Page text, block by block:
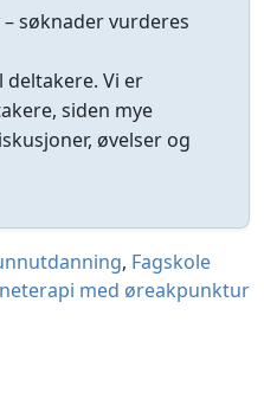
søknader vurderes
Vi er
siden mye
øvelser og
, Fagskole
med øreakpunktur